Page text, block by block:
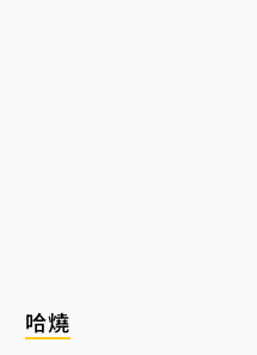
哈燒